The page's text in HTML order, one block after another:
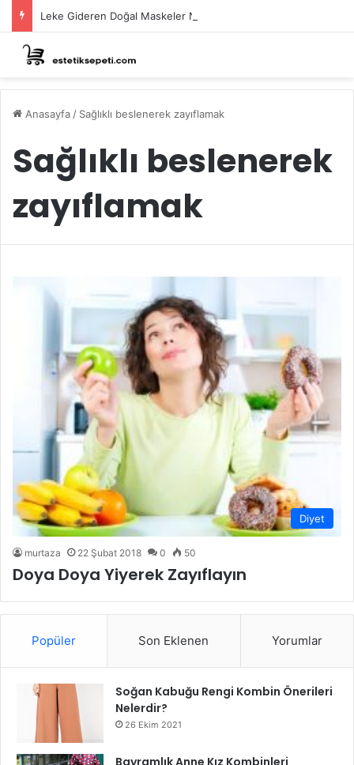
Leke Gideren Doğal Maskeler Nasıl Yapılır?
Anasayfa / Sağlıklı beslenerek zayıflamak
Sağlıklı beslenerek
zayıflamak
Diyet
murtaza 22 Şubat 2018 0 50
Doya Doya Yiyerek Zayıflayın
Popüler Son Eklenen Yorumlar
Soğan Kabuğu Rengi Kombin Önerileri
Nelerdir?
26 Ekim 2021
Bayramlık Anne Kız Kombinleri